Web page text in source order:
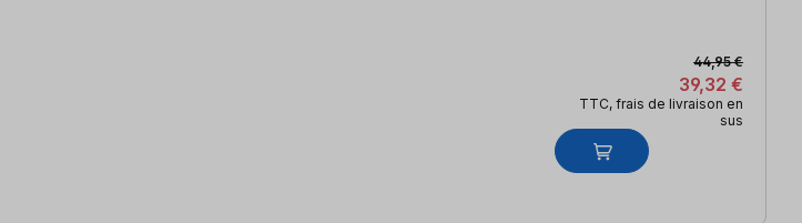
39,32 €
44,95 €
TTC, frais de livraison en
sus